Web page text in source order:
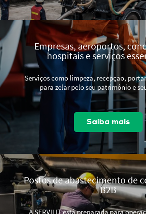
Empresas, aeroportos,
hospitais e serviços
Serviços como limpeza, recepção,
para zelar pelo seu patrimônio e
Saiba mais
Postos de abastecimento de
B2B
A SERVILIT está preparada para